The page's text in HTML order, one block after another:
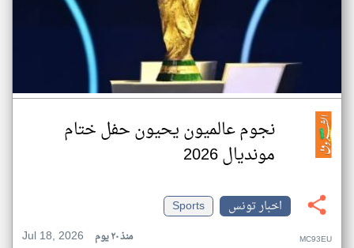
نجوم عالميون يحيون حفل ختام
مونديال 2026
اخبار تونس
Sports
Jul 18, 2026
منذ ٢٠ يوم MC93EU